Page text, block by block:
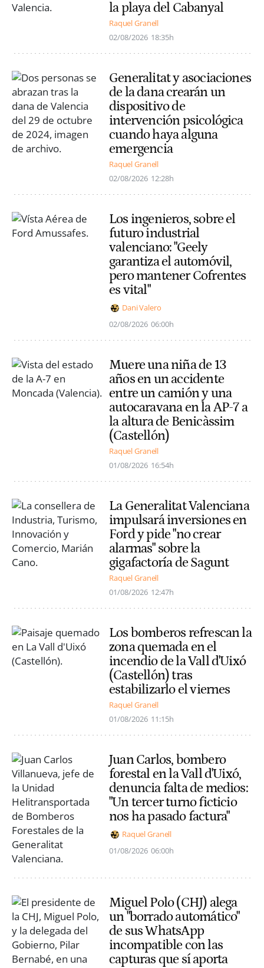
la playa del Cabanyal
Raquel Granell
02/08/2026 18:35h
Generalitat y asociaciones
de la dana crearán un
dispositivo de
intervención psicológica
cuando haya alguna
emergencia
Raquel Granell
02/08/2026 12:28h
Los ingenieros, sobre el
futuro industrial
valenciano: "Geely
garantiza el automóvil,
pero mantener Cofrentes
es vital"
Dani Valero
02/08/2026 06:00h
Muere una niña de 13
años en un accidente
entre un camión y una
autocaravana en la AP-7 a
la altura de Benicàssim
(Castellón)
Raquel Granell
01/08/2026 16:54h
La Generalitat Valenciana
impulsará inversiones en
Ford y pide "no crear
alarmas" sobre la
gigafactoría de Sagunt
Raquel Granell
01/08/2026 12:47h
Los bomberos refrescan la
zona quemada en el
incendio de la Vall d'Uixó
(Castellón) tras
estabilizarlo el viernes
Raquel Granell
01/08/2026 11:15h
Juan Carlos, bombero
forestal en la Vall d'Uixó,
denuncia falta de medios:
"Un tercer turno ficticio
nos ha pasado factura"
Raquel Granell
01/08/2026 06:00h
Miguel Polo (CHJ) alega
un "borrado automático"
de sus WhatsApp
incompatible con las
capturas que sí aporta